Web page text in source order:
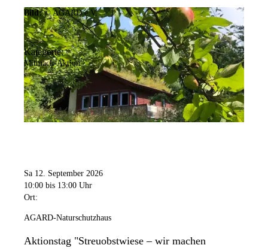
Bild: © AGARD e.V.
Kategorie:
Mitmach-Aktion
Sa 12. September 2026
10:00 bis 13:00 Uhr
Ort:
AGARD-Naturschutzhaus
Aktionstag "Streuobstwiese – wir machen